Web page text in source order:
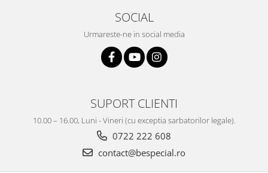
SOCIAL
Urmareste-ne in social media
SUPORT CLIENTI
10.00 – 16.00, Luni - Vineri (cu exceptia sarbatorilor legale).
0722 222 608
contact@bespecial.ro